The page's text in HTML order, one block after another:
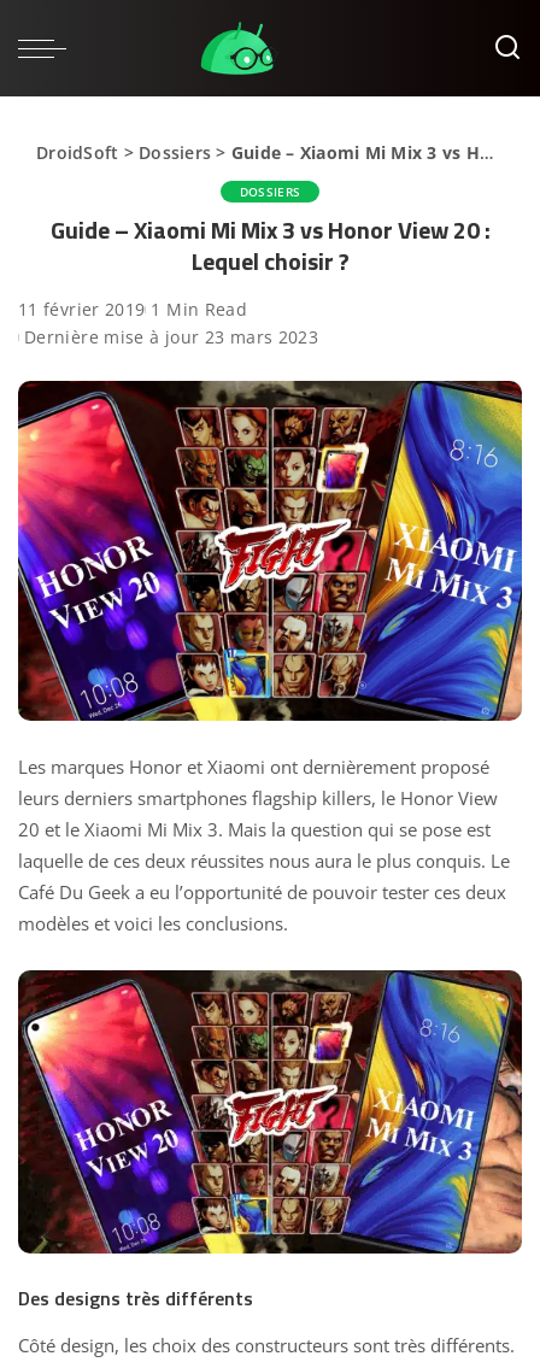
DroidSoft > Dossiers > Guide – Xiaomi Mi Mix 3 vs Honor View 20 : Lequel choisir ?
DOSSIERS
Guide – Xiaomi Mi Mix 3 vs Honor View 20 :
Lequel choisir ?
11 février 2019 1 Min Read
Dernière mise à jour 23 mars 2023
Les marques Honor et Xiaomi ont dernièrement proposé
leurs derniers smartphones flagship killers, le Honor View
20 et le Xiaomi Mi Mix 3. Mais la question qui se pose est
laquelle de ces deux réussites nous aura le plus conquis. Le
Café Du Geek a eu l’opportunité de pouvoir tester ces deux
modèles et voici les conclusions.
Des designs très différents
Côté design, les choix des constructeurs sont très différents.